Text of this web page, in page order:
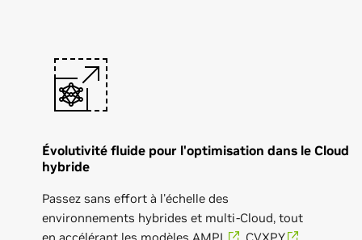
Évolutivité fluide pour l'optimisation dans le Cloud
hybride
Passez sans effort à l'échelle des
environnements hybrides et multi-Cloud, tout